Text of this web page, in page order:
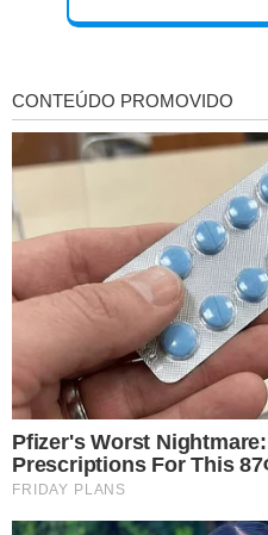
CLASSIFICADOS DOS
A fase de grupos projetada
avançariam às oitavas de
avançariam clubes
de Munique e Chelsea, além
brasileiros como
Veja os classificados por
Grupo A: Palmeiras e Porto
Grupo B : PSG e Atlético de
Grupo C: Bayern de
Grupo D: Chelsea e Flamengo
Grupo E: Internazionale e